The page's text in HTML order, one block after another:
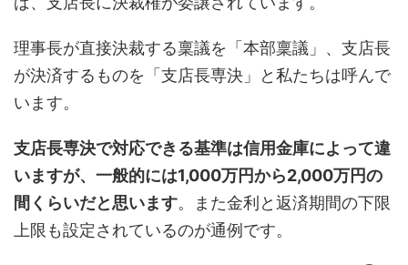
理事長が直接決裁する稟議を「本部稟議」、支店長
が決済するものを「支店長専決」と私たちは呼んで
います。
支店長専決で対応できる基準は信用金庫によって違
いますが、一般的には1,000万円から2,000万円の
間くらいだと思います。また金利と返済期間の下限
上限も設定されているのが通例です。